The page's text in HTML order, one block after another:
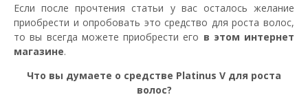
Если после прочтения статьи у вас осталось желание
приобрести и опробовать это средство для роста волос,
то вы всегда можете приобрести его в этом интернет
магазине.
Что вы думаете о средстве Platinus V для роста
волос?